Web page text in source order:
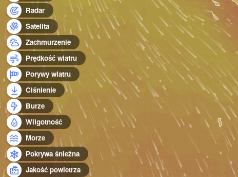
Radar
Satelita
Zachmurzenie
Prędkość wiatru
Porywy wiatru
Ciśnienie
Burze
Wilgotność
Morze
Pokrywa śnieżna
Jakość powietrza